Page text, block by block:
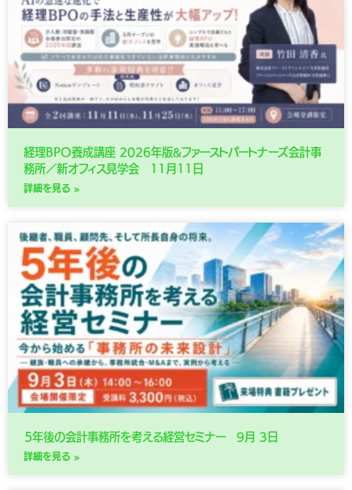
経理BPO養成講座 2026年版&ファーストパートナーズ会計事
務所／新オフィス見学会 11月11日
詳細を見る »
５年後の会計事務所を考える経営セミナー 9月 3日
詳細を見る »